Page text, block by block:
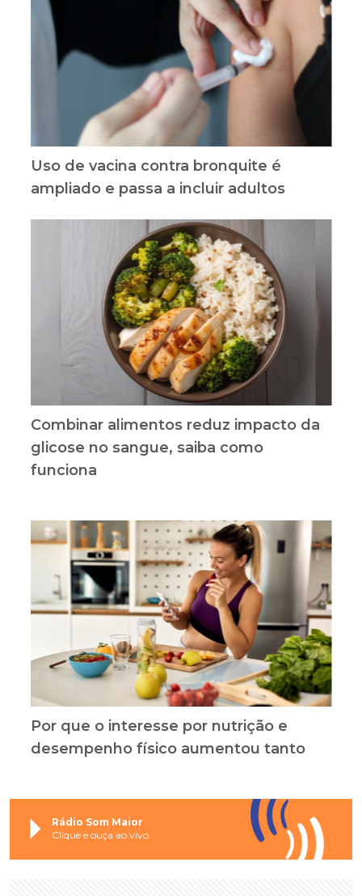
Uso de vacina contra bronquite é
ampliado e passa a incluir adultos
Combinar alimentos reduz impacto da
glicose no sangue, saiba como
funciona
Por que o interesse por nutrição e
desempenho físico aumentou tanto
Rádio Som Maior
Clique e ouça ao vivo